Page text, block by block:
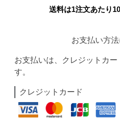
送料は1注文あたり
お支払い方
お支払いは、クレジットカー
す。
クレジットカード